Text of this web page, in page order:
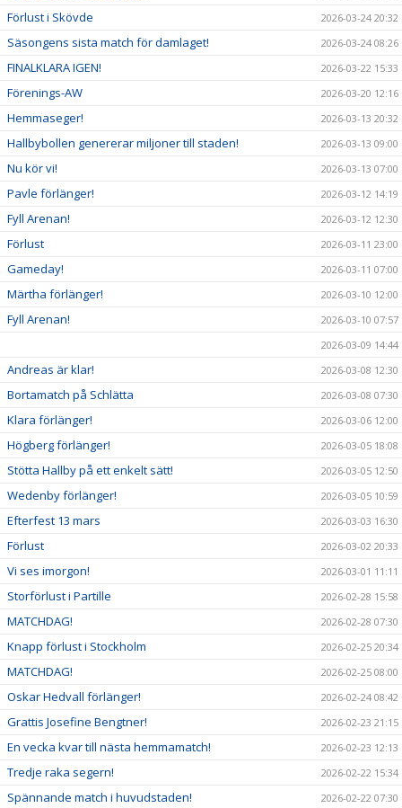
Förlust i Skövde 2026-03-24 20:32
Säsongens sista match för damlaget! 2026-03-24 08:26
FINALKLARA IGEN! 2026-03-22 15:33
Förenings-AW 2026-03-20 12:16
Hemmaseger! 2026-03-13 20:32
Hallbybollen genererar miljoner till staden! 2026-03-13 09:00
Nu kör vi! 2026-03-13 07:00
Pavle förlänger! 2026-03-12 14:19
Fyll Arenan! 2026-03-12 12:30
Förlust 2026-03-11 23:00
Gameday! 2026-03-11 07:00
Märtha förlänger! 2026-03-10 12:00
Fyll Arenan!
2026-03-10 07:57
2026-03-09 14:44
Andreas är klar! 2026-03-08 12:30
Bortamatch på Schlätta 2026-03-08 07:30
Klara förlänger! 2026-03-06 12:00
Högberg förlänger! 2026-03-05 18:08
Stötta Hallby på ett enkelt sätt! 2026-03-05 12:50
Wedenby förlänger! 2026-03-05 10:59
Efterfest 13 mars 2026-03-03 16:30
Förlust 2026-03-02 20:33
Vi ses imorgon! 2026-03-01 11:11
Storförlust i Partille 2026-02-28 15:58
MATCHDAG! 2026-02-28 07:30
Knapp förlust i Stockholm 2026-02-25 20:34
MATCHDAG! 2026-02-25 08:00
Oskar Hedvall förlänger! 2026-02-24 08:42
Grattis Josefine Bengtner! 2026-02-23 21:15
En vecka kvar till nästa hemmamatch! 2026-02-23 12:13
Tredje raka segern! 2026-02-22 15:34
Spännande match i huvudstaden! 2026-02-22 07:30